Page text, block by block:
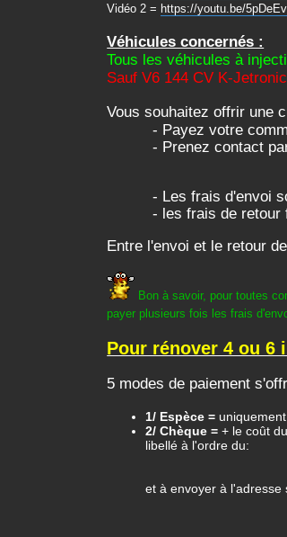
Vidéo 2 = https://youtu.be/
Véhicules concernés :
Tous les véhicules à
Sauf V6 144 CV K-Jetronic
Vous souhaitez offrir une
- Payez votre
- Prenez contact
- Les frais d'envoi
- les frais de retour
Entre l'envoi et le retour
Bon à savoir, pour toutes
payer plusieurs fois les frais
Pour rénover 4 ou 6
5 modes de paiement
1/ Espèce =
2/ Chèque =+ le coût
libellé à l'ordre du:
et à envoyer à l'adresse